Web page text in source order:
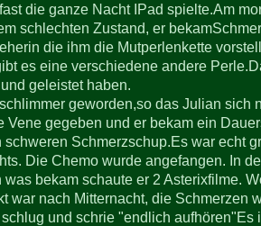
die ganze Nacht IPad spielte.Am
schlechten Zustand, er
die ihm die Mutperlenkette
es eine verschiedene andere
geleistet haben.
geworden,so das Julian sich
gegeben und er bekam ein
Schmerzschup.Es war echt
Die Chemo wurde angefangen. In
bekam schaute er 2 Asterixfilme.
war nach Mitternacht, die Schmerzen
und schrie "endlich